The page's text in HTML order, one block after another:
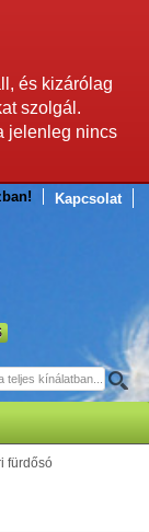
és kizárólag
szolgál.
jelenleg nincs
Kapcsolat
fürdősó